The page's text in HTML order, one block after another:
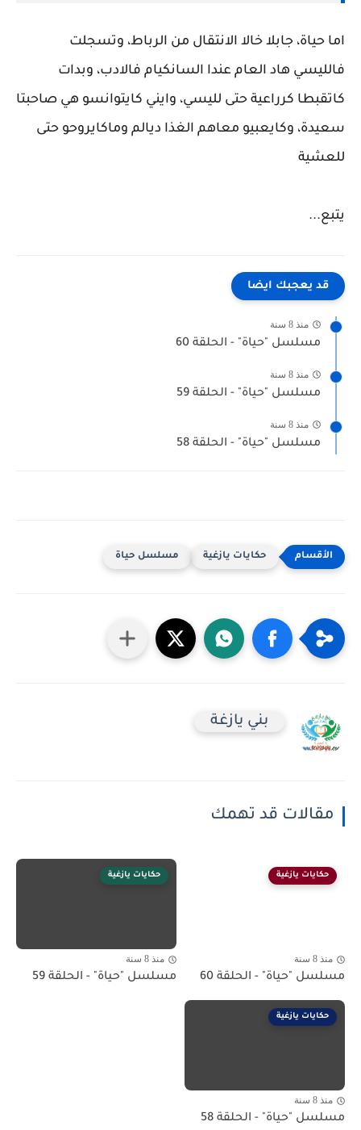
اما حياة، جابلا خالا الانتقال من الرباط، وتسجلت
فالليسي هاد العام عندا السانكيام فالادب، وبدات
كاتقبطا كرراعية حتى لليسي، وايني كايتوانسو هي صاحبتا
سعيدة، وكايعبيو معاهم الغذا ديالم وماكايروحو حتى
للعشية
يتبع...
قد يعجبك ايضا
منذ 8 سنة
مسلسل "حياة" - الحلقة 60
منذ 8 سنة
مسلسل "حياة" - الحلقة 59
منذ 8 سنة
مسلسل "حياة" - الحلقة 58
حكايات يازغية مسلسل حياة
بني يازغة
مقالات قد تهمك
حكايات يازغية
منذ 8 سنة
مسلسل "حياة" - الحلقة 60
حكايات يازغية
منذ 8 سنة
مسلسل "حياة" - الحلقة 59
حكايات يازغية
منذ 8 سنة
مسلسل "حياة" - الحلقة 58